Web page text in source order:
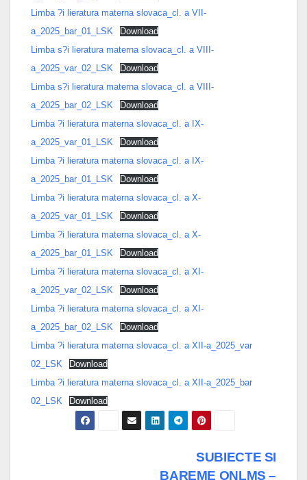
Limba ?i lieratura materna slovaca_cl. a VII-
a_2025_bar_01_LSK
Download
Limba s?i lieratura materna slovaca_cl. a VIII-
a_2025_var_02_LSK
Download
Limba s?i lieratura materna slovaca_cl. a VIII-
a_2025_bar_02_LSK
Download
Limba ?i lieratura materna slovaca_cl. a IX-
a_2025_var_01_LSK
Download
Limba ?i lieratura materna slovaca_cl. a IX-
a_2025_bar_01_LSK
Download
Limba ?i lieratura materna slovaca_cl. a X-
a_2025_var_01_LSK
Download
Limba ?i lieratura materna slovaca_cl. a X-
a_2025_bar_01_LSK
Download
Limba ?i lieratura materna slovaca_cl. a XI-
a_2025_var_02_LSK
Download
Limba ?i lieratura materna slovaca_cl. a XI-
a_2025_bar_02_LSK
Download
Limba ?i lieratura materna slovaca_cl. a XII-a_2025_var
02_LSK
Download
Limba ?i lieratura materna slovaca_cl. a XII-a_2025_bar
02_LSK
Download
SUBIECTE SI
BAREME ONLMS –